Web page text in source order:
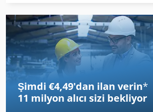
Bohner
Boley Cnc
Boya Davul
Boya Makinası
Leifeld
Şimdi €4,49'dan ilan verin*
11 milyon alıcı sizi bekliyor